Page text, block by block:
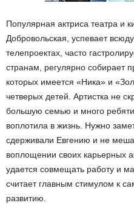
Популярная актриса театра и
Добровольская, успевает
телепроектах, часто
странам, регулярно собирает
которых имеется «Ника» и
четверых детей. Артистка не
большую семью и много
воплотила в жизнь. Нужно
сдерживали Евгению и не
воплощении своих карьерных
удается совмещать работу и
считает главным стимулом к
развитию.